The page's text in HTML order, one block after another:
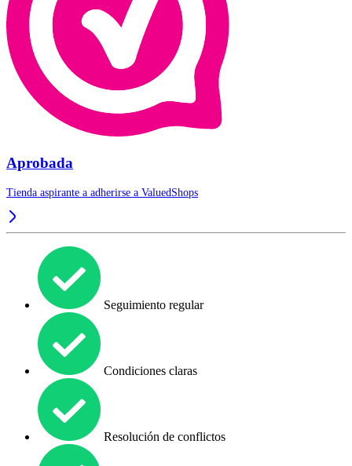
Aprobada
Tienda aspirante a adherirse a ValuedShops
Seguimiento regular
Condiciones claras
Resolución de conflictos